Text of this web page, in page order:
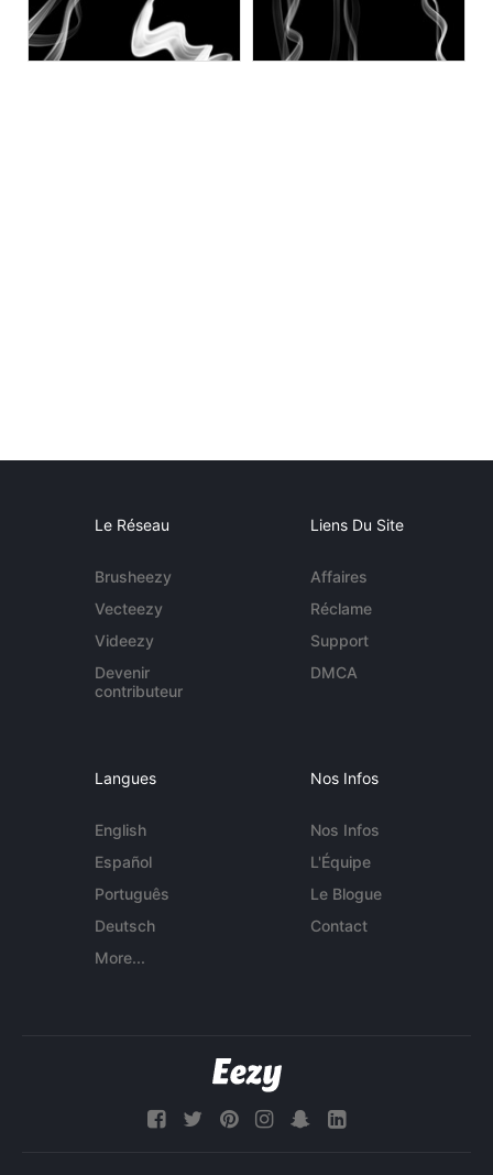
Le Réseau
Brusheezy
Vecteezy
Videezy
Devenir
contributeur
Liens Du Site
Affaires
Réclame
Support
DMCA
Langues
English
Español
Português
Deutsch
More...
Nos Infos
Nos Infos
L'Équipe
Le Blogue
Contact